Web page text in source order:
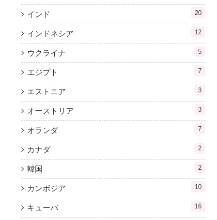
インド 20
インドネシア 12
ウクライナ 5
エジプト 7
エストニア 3
オーストリア 3
オランダ 7
カナダ 2
韓国 2
カンボジア 10
キューバ 16